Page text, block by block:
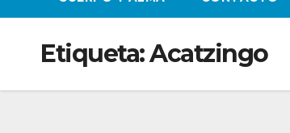
Etiqueta:Acatzingo